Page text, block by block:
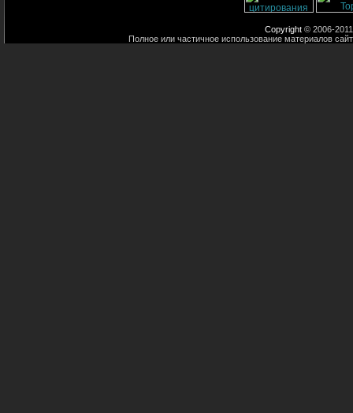
Copyright © 2006-
Полное или частичное использование материалов